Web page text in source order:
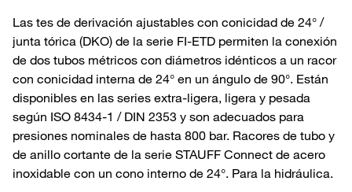
Las tes de derivación ajustables con conicidad de 24° /
junta tórica (DKO) de la serie FI-ETD permiten la conexión
de dos tubos métricos con diámetros idénticos a un racor
con conicidad interna de 24° en un ángulo de 90°. Están
disponibles en las series extra-ligera, ligera y pesada
según ISO 8434-1 / DIN 2353 y son adecuados para
presiones nominales de hasta 800 bar. Racores de tubo y
de anillo cortante de la serie STAUFF Connect de acero
inoxidable con un cono interno de 24°. Para la hidráulica.